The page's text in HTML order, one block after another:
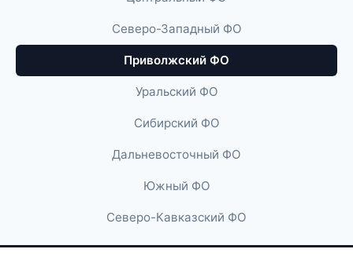
Северо-Западный ФО
Приволжский ФО
Уральский ФО
Сибирский ФО
Дальневосточный ФО
Южный ФО
Северо-Кавказский ФО